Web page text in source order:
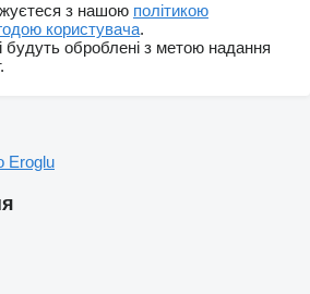
з нашою політикою
користувача.
будуть оброблені з метою надання
Eroglu